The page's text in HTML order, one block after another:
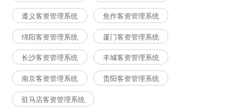
遵义客资管理系统 焦作客资管理系统
绵阳客资管理系统 厦门客资管理系统
长沙客资管理系统 丰城客资管理系统
南京客资管理系统 贵阳客资管理系统
驻马店客资管理系统